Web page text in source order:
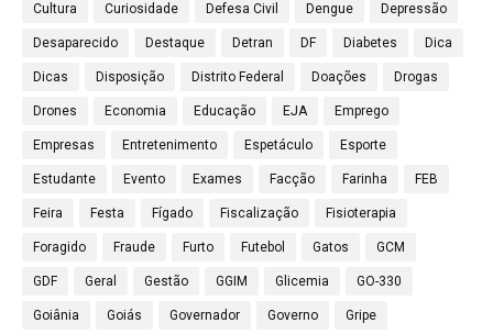
Cultura Curiosidade Defesa Civil Dengue Depressão
Desaparecido Destaque Detran DF Diabetes Dica
Dicas Disposição Distrito Federal Doações Drogas
Drones Economia Educação EJA Emprego
Empresas Entretenimento Espetáculo Esporte
Estudante Evento Exames Facção Farinha FEB
Feira Festa Fígado Fiscalização Fisioterapia
Foragido Fraude Furto Futebol Gatos GCM
GDF Geral Gestão GGIM Glicemia GO-330
Goiânia Goiás Governador Governo Gripe